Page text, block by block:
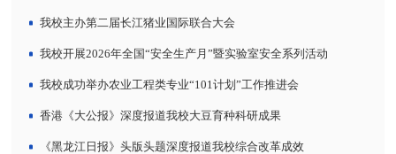
我校主办第二届长江猪业国际联合大会
我校开展2026年全国“安全生产月”暨实验室安全系列活动
我校成功举办农业工程类专业“101计划”工作推进会
香港《大公报》深度报道我校大豆育种科研成果
《黑龙江日报》头版头题深度报道我校综合改革成效